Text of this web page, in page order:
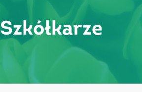
Szkółkarze